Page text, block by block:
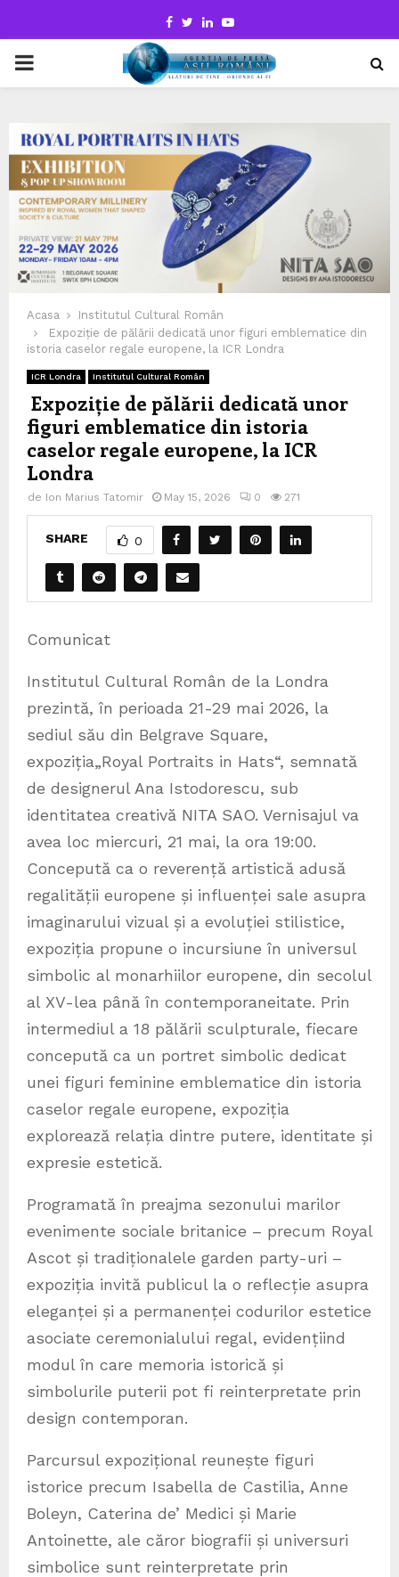
Facebook
TwitterLinkedinYoutube
PRIMARY
Acasa
Institutul Cultural Român
Expoziție de pălării dedicată unor figuri emblematice din
istoria caselor regale europene, la ICR Londra
ICR Londra Institutul Cultural Român
Expoziție de pălării dedicată unor
figuri emblematice din istoria
caselor regale europene, la ICR
Londra
de Ion Marius Tatomir May 15, 2026 0 271
SHARE 0
Comunicat
Institutul Cultural Român de la Londra
prezintă, în perioada 21-29 mai 2026, la
sediul său din Belgrave Square,
expoziția„Royal Portraits in Hats“, semnată
de designerul Ana Istodorescu, sub
identitatea creativă NITA SAO. Vernisajul va
avea loc miercuri, 21 mai, la ora 19:00.
Concepută ca o reverență artistică adusă
regalității europene și influenței sale asupra
imaginarului vizual și a evoluției stilistice,
expoziția propune o incursiune în universul
simbolic al monarhiilor europene, din secolul
al XV-lea până în contemporaneitate. Prin
intermediul a 18 pălării sculpturale, fiecare
concepută ca un portret simbolic dedicat
unei figuri feminine emblematice din istoria
caselor regale europene, expoziția
explorează relația dintre putere, identitate și
expresie estetică.
Programată în preajma sezonului marilor
evenimente sociale britanice – precum Royal
Ascot și tradiționalele garden party-uri –
expoziția invită publicul la o reflecție asupra
eleganței și a permanenței codurilor estetice
asociate ceremonialului regal, evidențiind
modul în care memoria istorică și
simbolurile puterii pot fi reinterpretate prin
design contemporan.
Parcursul expozițional reunește figuri
istorice precum Isabella de Castilia, Anne
Boleyn, Caterina de’ Medici și Marie
Antoinette, ale căror biografii și universuri
simbolice sunt reinterpretate prin